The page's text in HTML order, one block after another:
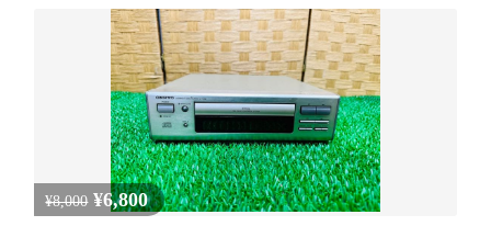
¥8,000 ¥6,800